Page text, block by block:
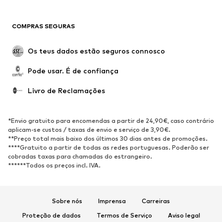
Upcycling
SAPATOS
Novidades
altos
Sandálias
Sapatos baixos
Sapatilhas de desporto
Sabrinas
Sapatos abertos
COMPRAS SEGURAS
Os teus dados estão seguros connosco
Pode usar. É de confiança
Livro de Reclamações
*Envio gratuito para encomendas a partir de 24,90€, caso contrário
aplicam-se custos / taxas de envio e serviço de 3,90€.
**Preço total mais baixo dos últimos 30 dias antes de promoções.
****Gratuito a partir de todas as redes portuguesas. Poderão ser
cobradas taxas para chamadas do estrangeiro.
******Todos os preços incl. IVA.
Sobre nós Imprensa
Carreiras
Proteção de dados
Termos de Serviço Aviso legal